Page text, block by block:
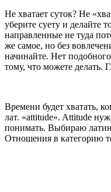
Не хватает суток? Не
уберите суету и делайте
направленные не туда
же самое, но без
начинайте. Нет
тому, что можете делать.
Времени будет хватать,
лат. «attitude». Attitude
понимать. Выбираю
Отношения в категорию